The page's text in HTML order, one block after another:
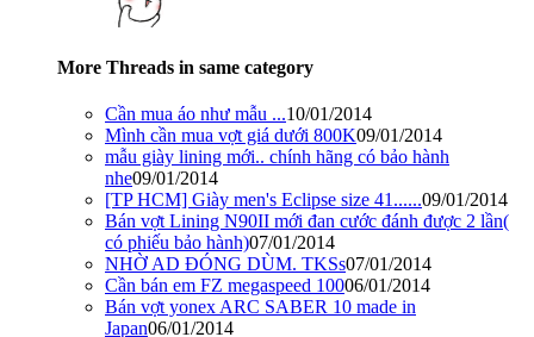
More Threads in same category
Cần mua áo như mẫu ...10/01/2014
Mình cần mua vợt giá dưới 800K09/01/2014
mẫu giày lining mới.. chính hãng có bảo hành
nhe09/01/2014
[TP HCM] Giày men's Eclipse size 41......09/01/2014
Bán vợt Lining N90II mới đan cước đánh được 2 lần(
có phiếu bảo hành)07/01/2014
NHỜ AD ĐÓNG DÙM. TKSs07/01/2014
Cần bán em FZ megaspeed 10006/01/2014
Bán vợt yonex ARC SABER 10 made in
Japan06/01/2014